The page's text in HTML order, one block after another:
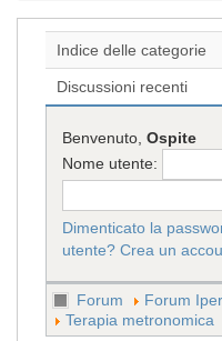
Indice delle categorie
Discussioni recenti
Benvenuto,Ospite
Nome utente:
Dimenticato la
utente? Crea un
Forum Forum
Terapia metronomica